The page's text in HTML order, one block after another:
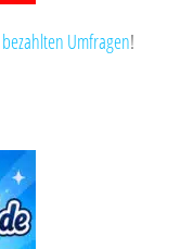
bezahlten Umfragen!